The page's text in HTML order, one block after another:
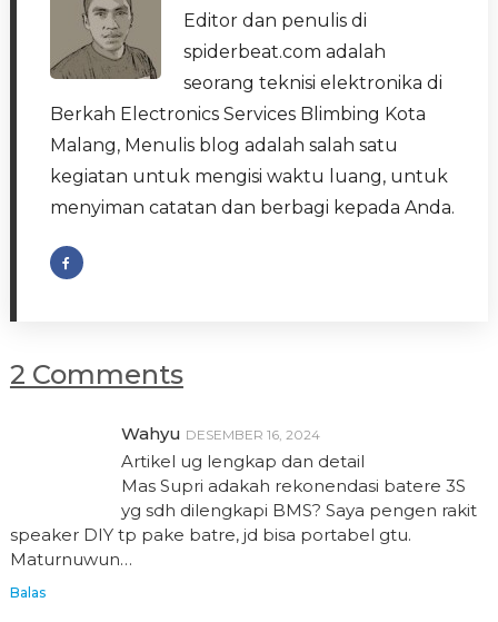
Editor dan penulis di
spiderbeat.com adalah
seorang teknisi elektronika di
Berkah Electronics Services Blimbing Kota
Malang, Menulis blog adalah salah satu
kegiatan untuk mengisi waktu luang, untuk
menyiman catatan dan berbagi kepada Anda.
2 Comments
Wahyu DESEMBER 16, 2024
Artikel ug lengkap dan detail
Mas Supri adakah rekonendasi batere 3S
yg sdh dilengkapi BMS? Saya pengen rakit
speaker DIY tp pake batre, jd bisa portabel gtu.
Maturnuwun…
Balas